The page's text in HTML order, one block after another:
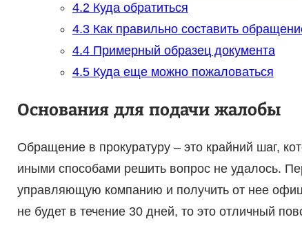
4.2Куда обратиться
4.3Как правильно составить
4.4Примерный образец документа
4.5Куда еще можно пожаловаться
Основания для подачи жалобы
Обращение в прокуратуру – это крайний шаг,
иными способами решить вопрос не удалось.
управляющую компанию и получить от нее
не будет в течение 30 дней, то это отличный